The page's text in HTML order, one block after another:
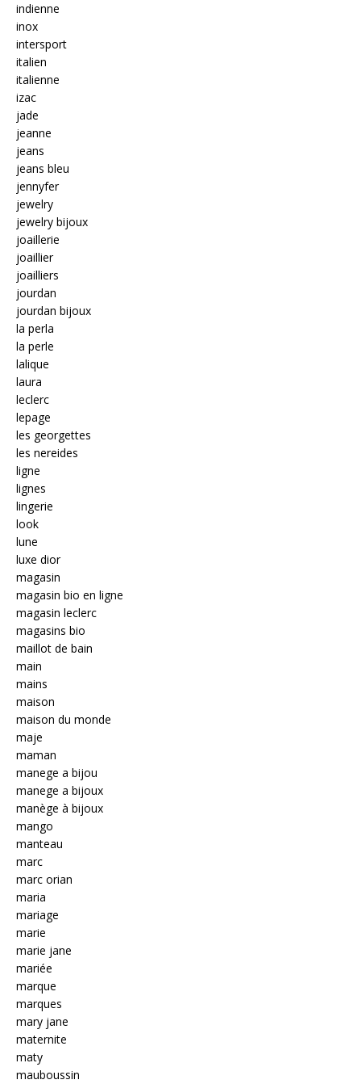
indienne
inox
intersport
italien
italienne
izac
jade
jeanne
jeans
jeans bleu
jennyfer
jewelry
jewelry bijoux
joaillerie
joaillier
joailliers
jourdan
jourdan bijoux
la perla
la perle
lalique
laura
leclerc
lepage
les georgettes
les nereides
ligne
lignes
lingerie
look
lune
luxe dior
magasin
magasin bio en ligne
magasin leclerc
magasins bio
maillot de bain
main
mains
maison
maison du monde
maje
maman
manege a bijou
manege a bijoux
manège à bijoux
mango
manteau
marc
marc orian
maria
mariage
marie
marie jane
mariée
marque
marques
mary jane
maternite
maty
mauboussin